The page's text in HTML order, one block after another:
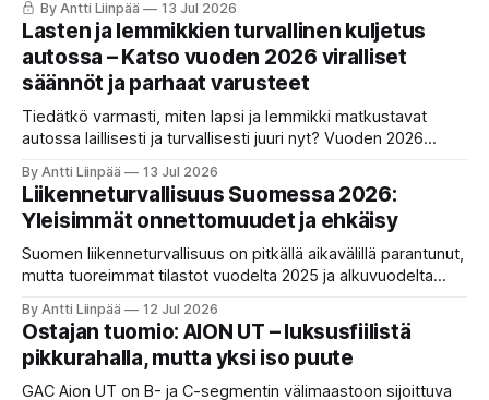
teknologia kestävät Suomen talven ja todellisen arkiajon?
KaaraTV analysoi tulokset.
By Antti Liinpää 13 Jul 2026
Lasten ja lemmikkien turvallinen kuljetus
autossa – Katso vuoden 2026 viralliset
säännöt ja parhaat varusteet
Tiedätkö varmasti, miten lapsi ja lemmikki matkustavat
autossa laillisesti ja turvallisesti juuri nyt? Vuoden 2026
testitulokset haastavat vanhat tottumukset. Lue KaaraTV:n
kattava opas.
By Antti Liinpää 13 Jul 2026
Liikenneturvallisuus Suomessa 2026:
Yleisimmät onnettomuudet ja ehkäisy
Suomen liikenneturvallisuus on pitkällä aikavälillä parantunut,
mutta tuoreimmat tilastot vuodelta 2025 ja alkuvuodelta
Suistumisonnettomuudet ja inhimilliset virheet dominoivat
edelleen vakavimpia tilastoja.
By Antti Liinpää 12 Jul 2026
Ostajan tuomio: AION UT – luksusfiilistä
pikkurahalla, mutta yksi iso puute
GAC Aion UT on B- ja C-segmentin välimaastoon sijoittuva